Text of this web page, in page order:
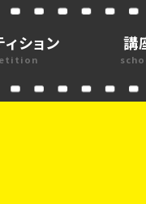
ション 講